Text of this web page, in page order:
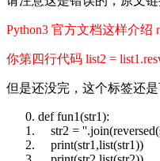
Python3 官方文档这样介绍
你第四行代码 list2 =
但是还没完，这个标签还
deffun1(str1):
str2 =
print(str1,list(str1))